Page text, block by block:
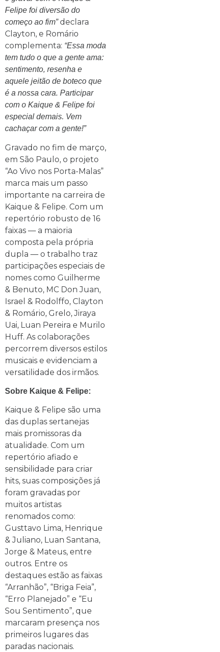
Felipe foi diversão do
começo ao fim”declara
Clayton, e Romário
complementa: “Essa moda
tem tudo o que a gente ama:
sentimento, resenha e
aquele jeitão de boteco que
é a nossa cara. Participar
com o Kaique & Felipe foi
especial demais. Vem
cachaçar com a gente!”
Gravado no fim de março,
em São Paulo, o projeto
“Ao Vivo nos Porta-Malas”
marca mais um passo
importante na carreira de
Kaique & Felipe. Com um
repertório robusto de 16
faixas — a maioria
composta pela própria
dupla — o trabalho traz
participações especiais de
nomes como Guilherme
& Benuto, MC Don Juan,
Israel & Rodolffo, Clayton
& Romário, Grelo, Jiraya
Uai, Luan Pereira e Murilo
Huff. As colaborações
percorrem diversos estilos
musicais e evidenciam a
versatilidade dos irmãos.
Sobre Kaique & Felipe:
Kaique & Felipe são uma
das duplas sertanejas
mais promissoras da
atualidade. Com um
repertório afiado e
sensibilidade para criar
hits, suas composições já
foram gravadas por
muitos artistas
renomados como:
Gusttavo Lima, Henrique
& Juliano, Luan Santana,
Jorge & Mateus, entre
outros. Entre os
destaques estão as faixas
“Arranhão”, “Briga Feia”,
“Erro Planejado” e “Eu
Sou Sentimento”, que
marcaram presença nos
primeiros lugares das
paradas nacionais.